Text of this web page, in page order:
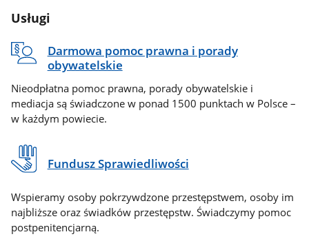
Usługi
Darmowa pomoc prawna i porady
obywatelskie
Nieodpłatna pomoc prawna, porady obywatelskie i
mediacja są świadczone w ponad 1500 punktach w Polsce –
w każdym powiecie.
Fundusz Sprawiedliwości
Wspieramy osoby pokrzywdzone przestępstwem, osoby im
najbliższe oraz świadków przestępstw. Świadczymy pomoc
postpenitencjarną.